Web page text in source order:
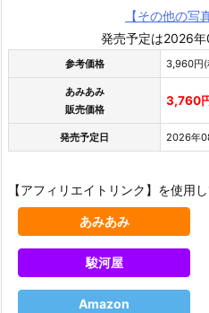
【その他の写
発売予定は2026年
参考価格 3,960円(
あみあみ
販売価格
3,760
発売予定日 2026年
【アフィリエイトリンク】を使用
あみあみ
駿河屋
Amazon